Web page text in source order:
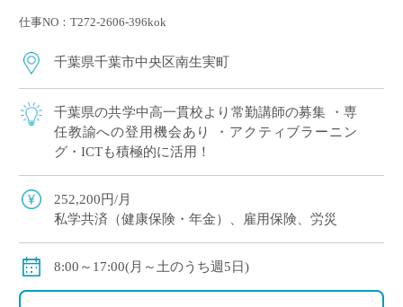
仕事NO：T272-2606-396kok
千葉県千葉市中央区南生実町
千葉県の共学中高一貫校より常勤講師の募集 ・専
任教諭への登用機会あり ・アクティブラーニン
グ・ICTも積極的に活用！
252,200円/月
私学共済（健康保険・年金）、雇用保険、労災
8:00～17:00(月～土のうち週5日)